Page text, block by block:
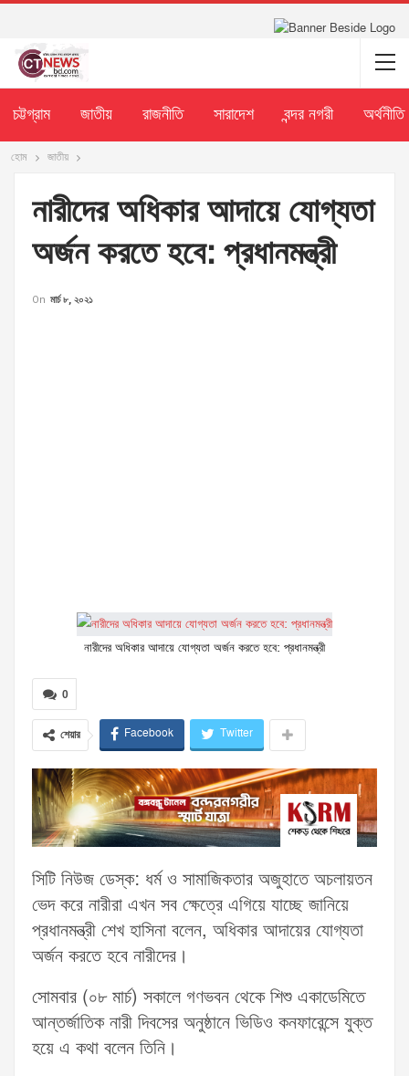
চট্টগ্রাম জাতীয় রাজনীতি সারাদেশ বন্দর নগরী অর্থনীতি
হোম জাতীয়
নারীদের অধিকার আদায়ে যোগ্যতা
অর্জন করতে হবে: প্রধানমন্ত্রী
On মার্চ ৮, ২০২১
নারীদের অধিকার আদায়ে যোগ্যতা অর্জন করতে হবে: প্রধানমন্ত্রী
0
শেয়ার Facebook Twitter
সিটি নিউজ ডেস্ক: ধর্ম ও সামাজিকতার অজুহাতে অচলায়তন
ভেদ করে নারীরা এখন সব ক্ষেত্রে এগিয়ে যাচ্ছে জানিয়ে
প্রধানমন্ত্রী শেখ হাসিনা বলেন, অধিকার আদায়ের যোগ্যতা
অর্জন করতে হবে নারীদের।
সোমবার (০৮ মার্চ) সকালে গণভবন থেকে শিশু একাডেমিতে
আন্তর্জাতিক নারী দিবসের অনুষ্ঠানে ভিডিও কনফারেন্সে যুক্ত
হয়ে এ কথা বলেন তিনি।